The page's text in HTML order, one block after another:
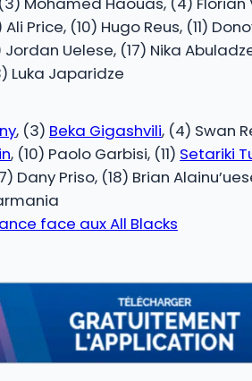
Price, (10) Hugo Reus, (11)
Uelese, (17) Nika
Luka Japaridze
, (3) Beka Gigashvili, (4) Swan
, (10) Paolo Garbisi, (11) Setariki
Dany Priso, (18) Brian
face aux All Blacks